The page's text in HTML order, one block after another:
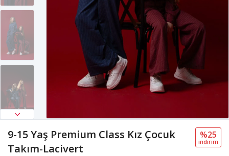
9-15 Yaş Premium Class Kız Çocuk
Takım-Lacivert
%25
i̇ndi̇ri̇m